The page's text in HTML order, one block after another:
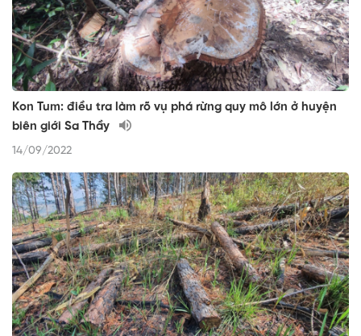
Kon Tum: điều tra làm rõ vụ phá rừng quy mô lớn ở huyện
biên giới Sa Thầy
14/09/2022